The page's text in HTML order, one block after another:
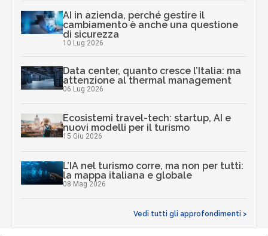
AI in azienda, perché gestire il
cambiamento è anche una questione
di sicurezza
10 Lug 2026
Data center, quanto cresce l’Italia: ma
attenzione al thermal management
06 Lug 2026
Ecosistemi travel-tech: startup, AI e
nuovi modelli per il turismo
15 Giu 2026
L’IA nel turismo corre, ma non per tutti:
la mappa italiana e globale
08 Mag 2026
Vedi tutti gli approfondimenti >